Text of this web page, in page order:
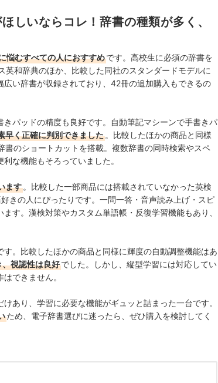
しいならコレ！辞書の種類が多く、
悩むすべての人におすすめです。高校生に必須の辞書を
和辞典のほか、 比較した同社のスタンダードモデルに
い辞書が収録されており、 42冊の追加購入もできるの
きパッドの精度も良好です。自動筆記マシーンで手書きパ
早く正確に判別できました 。比較したほかの商品と同様
のショートカットを搭載。複数辞書の同時検索やスペ
な機能もそろっていました。
ます 。 比較した一部商品には搭載されていなかった英検
きの人にぴったりです。 一問一答・音声読み上げ・スピ
す。 漢検対策やカスタム単語帳・反復学習機能もあり、
。比較したほかの商品と同様に輝度の自動調整機能はあ
視認性は良好でした。しかし、縦型学習には対応してい
できません。
あり、 学習に必要な機能がギュッと詰まった一台です。
ため、 電子辞書選びに迷ったら、ぜひ購入を検討してく